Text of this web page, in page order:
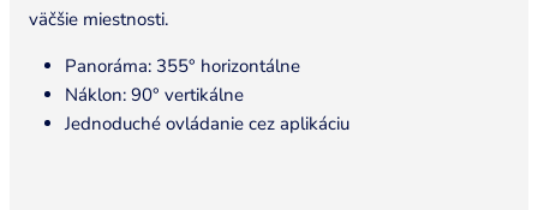
väčšie miestnosti.
Panoráma: 355° horizontálne
Náklon: 90° vertikálne
Jednoduché ovládanie cez aplikáciu